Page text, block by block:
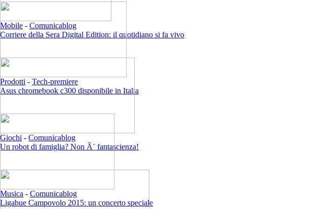
Mobile - Comunicablog
Corriere della Sera Digital Edition: il quotidiano si fa vivo
Prodotti - Tech-premiere
Asus chromebook c300 disponibile in Italia
Giochi - Comunicablog
Un robot di famiglia? Non Ã¨ fantascienza!
Musica - Comunicablog
Ligabue Campovolo 2015: un concerto speciale